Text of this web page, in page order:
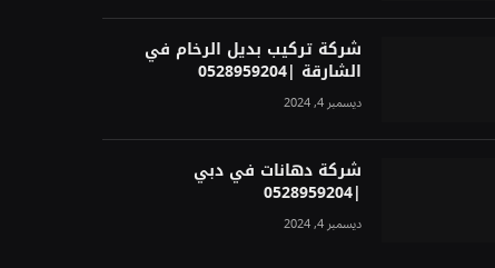
شركة تركيب بديل الرخام في
الشارقة |0528959204
ديسمبر 4, 2024
شركة دهانات في دبي
|0528959204
ديسمبر 4, 2024